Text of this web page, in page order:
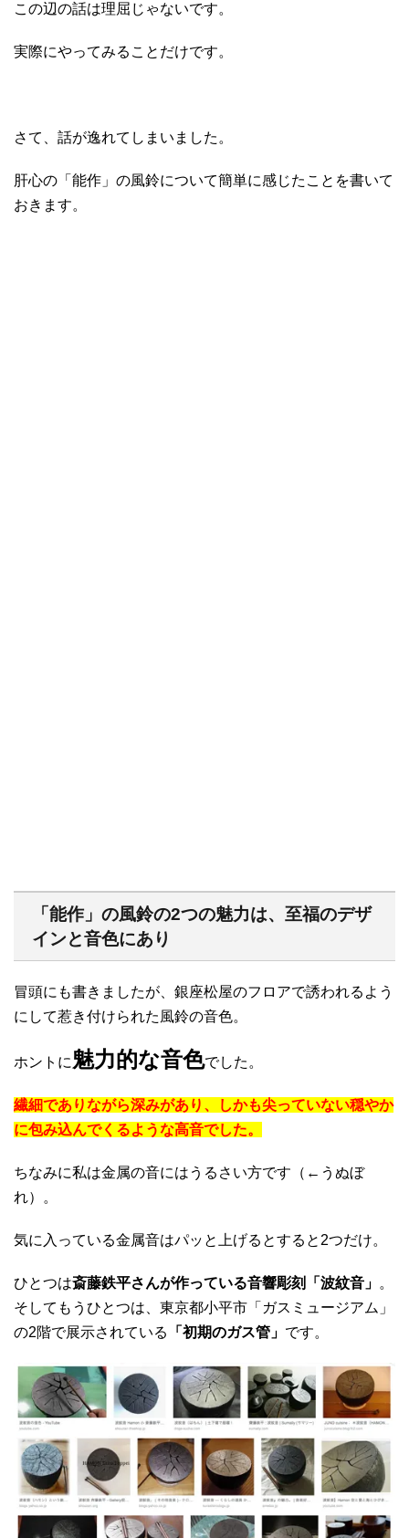
この辺の話は理屈じゃないです。
実際にやってみることだけです。
さて、話が逸れてしまいました。
肝心の「能作」の風鈴について簡単に感じたことを書いて
おきます。
「能作」の風鈴の2つの魅力は、至福のデザ
インと音色にあり
冒頭にも書きましたが、銀座松屋のフロアで誘われるよう
にして惹き付けられた風鈴の音色。
ホントに 魅力的な音色でした。
繊細でありながら深みがあり、しかも尖っていない穏やか
に包み込んでくるような高音でした。
ちなみに私は金属の音にはうるさい方です（←うぬぼ
れ）。
気に入っている金属音はパッと上げるとすると2つだけ。
ひとつは斎藤鉄平さんが作っている音響彫刻「波紋音」 。
そしてもうひとつは、東京都小平市「ガスミュージアム」
の2階で展示されている
「初期のガス管」 です。